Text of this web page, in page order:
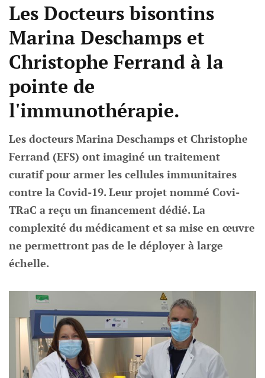
Les Docteurs bisontins
Marina Deschamps et
Christophe Ferrand à la
pointe de
l'immunothérapie.
Les docteurs Marina Deschamps et Christophe
Ferrand (EFS) ont imaginé un traitement
curatif pour armer les cellules immunitaires
contre la Covid-19. Leur projet nommé Covi-
TRaC a reçu un financement dédié. La
complexité du médicament et sa mise en œuvre
ne permettront pas de le déployer à large
échelle.